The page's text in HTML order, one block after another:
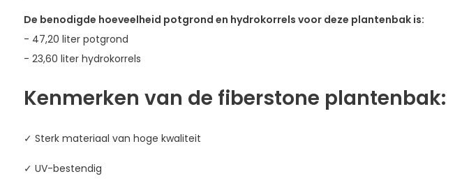
De benodigde hoeveelheid potgrond en hydrokorrels voor deze plantenbak is:
- 47,20 liter potgrond
- 23,60 liter hydrokorrels
Kenmerken van de fiberstone plantenbak:
✓ Sterk materiaal van hoge kwaliteit
✓ UV-bestendig